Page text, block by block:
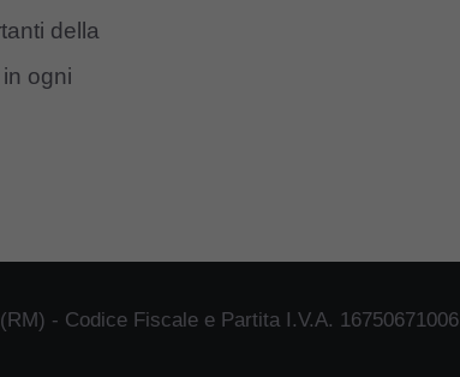
della
ogni
- Codice Fiscale e Partita I.V.A. 16750671006